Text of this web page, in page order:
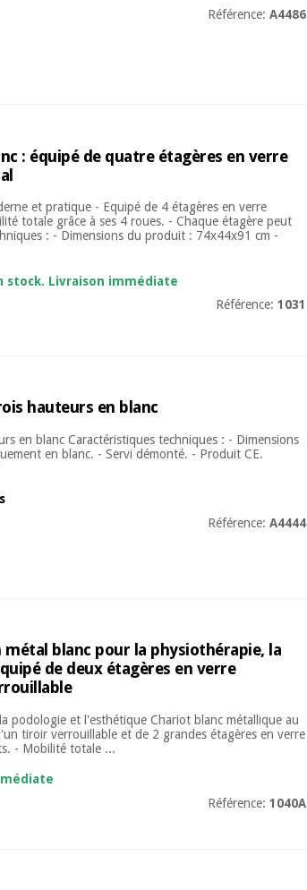
Référence: A4486
: équipé de quatre étagères en verre
et pratique - Equipé de 4 étagères en verre
totale grâce à ses 4 roues. - Chaque étagère peut
: - Dimensions du produit : 74x44x91 cm -
stock. Livraison immédiate
Référence: 1031
hauteurs en blanc
en blanc Caractéristiques techniques : - Dimensions
en blanc. - Servi démonté. - Produit CE.
Référence: A4444
blanc pour la physiothérapie, la
de deux étagères en verre
podologie et l'esthétique Chariot blanc métallique au
tiroir verrouillable et de 2 grandes étagères en verre
- Mobilité totale ...
Référence: 1040A